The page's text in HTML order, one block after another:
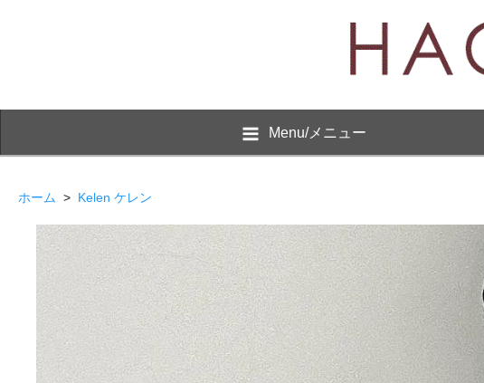
Menu/メニュー
ホーム > Kelen ケレン